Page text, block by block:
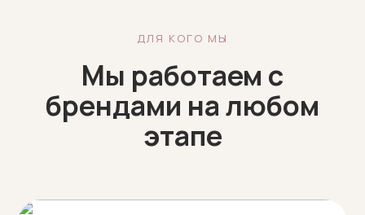
ДЛЯ КОГО МЫ
Мы работаем с
брендами на любом
этапе